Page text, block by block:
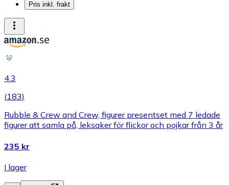
Pris inkl. frakt
4.3
(183)
Rubble & Crew and Crew, figurer presentset med 7 ledade
figurer att samla på, leksaker för flickor och pojkar från 3 år
235 kr
I lager